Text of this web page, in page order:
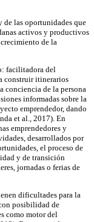
de las oportunidades que
activos y productivos
de la
facilitadora del
construir itinerarios
conciencia de la persona
informadas sobre la
emprendedor, dando
et al., 2017). En
emprendedores y
desarrollados por
el proceso de
y de transición
jornadas o ferias de
dificultades para la
posibilidad de
como motor del